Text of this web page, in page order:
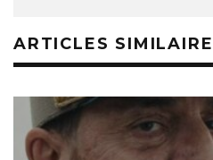
ARTICLES